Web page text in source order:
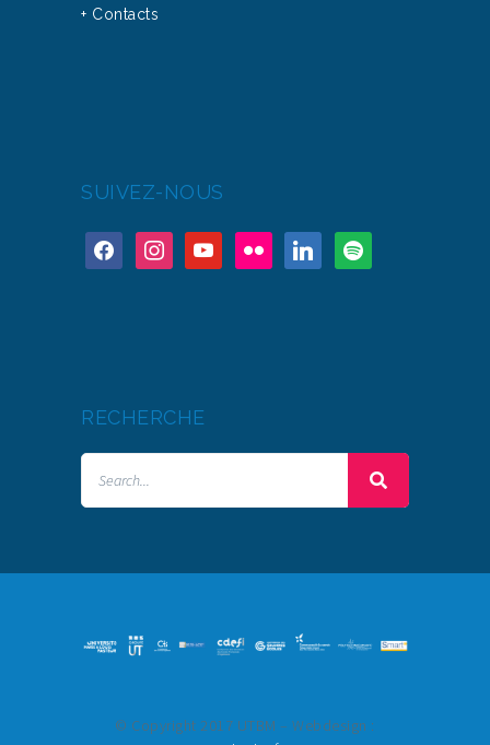
+ Contacts
SUIVEZ-NOUS
RECHERCHE
© Copyright 2017 UTBM – Webdesign :